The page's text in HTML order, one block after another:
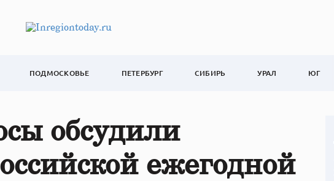
ПОДМОСКОВЬЕ ПЕТЕРБУРГ СИБИРЬ УРАЛ ЮГ
обсудили
ежегодной